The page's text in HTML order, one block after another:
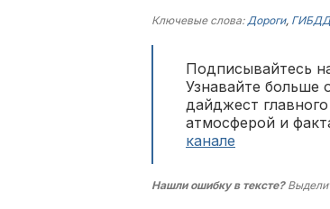
Ключевые слова:Дороги, ГИБДД
Подписывайтесь
Узнавайте больше
дайджест главного
атмосферой и
канале
Нашли ошибку в тексте?